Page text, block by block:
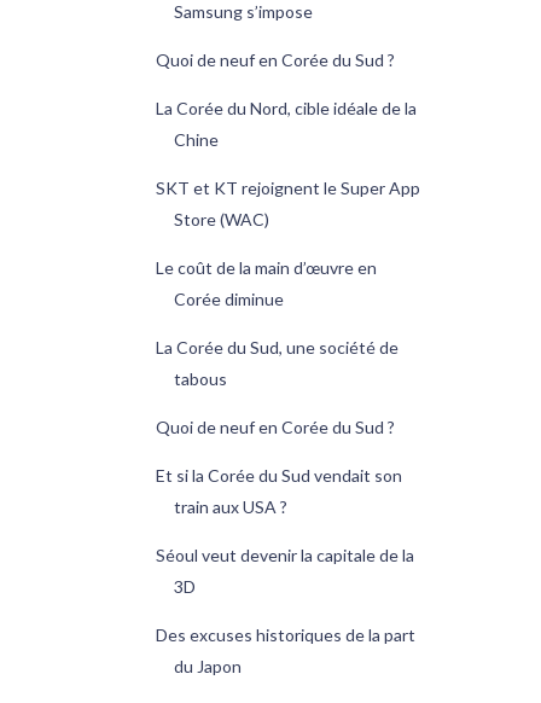
Samsung s’impose
Quoi de neuf en Corée du Sud ?
La Corée du Nord, cible idéale de la
Chine
SKT et KT rejoignent le Super App
Store (WAC)
Le coût de la main d’œuvre en
Corée diminue
La Corée du Sud, une société de
tabous
Quoi de neuf en Corée du Sud ?
Et si la Corée du Sud vendait son
train aux USA ?
Séoul veut devenir la capitale de la
3D
Des excuses historiques de la part
du Japon